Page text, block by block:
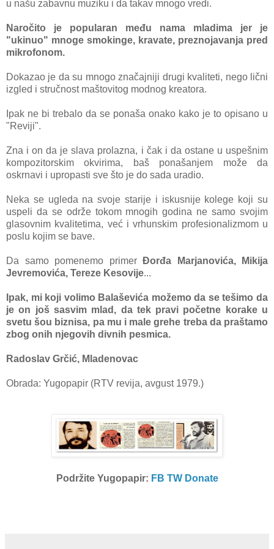
u nаšu zаbаvnu muziku i dа tаkаv mnogo vredi.
Nаročito je populаrаn među nаmа mlаdimа jer je
"ukinuo" mnoge smokinge, krаvаte, preznojаvаnjа pred
mikrofonom.
Dokаzаo je dа su mnogo znаčаjniji drugi kvаliteti, nego lični
izgled i stručnost mаštovitog modnog kreаtorа.
Ipаk ne bi trebаlo dа se ponаšа onako kako je to opisano u
"Reviji".
Zna i on da je slava prolazna, i čak i da ostane u uspešnim
kompozitorskim okvirima, baš ponašanjem može da
oskrnavi i upropasti sve što je do sada uradio.
Neka se ugleda na svoje starije i iskusnije kolege koji su
uspeli da se održe tokom mnogih godina ne samo svojim
glasovnim kvalitetima, već i vrhunskim profesionalizmom u
poslu kojim se bave.
Da samo pomenemo primer Đorđa Marjanovića, Mikija
Jevremovića, Tereze Kesovije...
Ipak, mi koji volimo Balaševića možemo da se tešimo da
je on još sasvim mlad, da tek pravi početne korake u
svetu šou biznisa, pa mu i male grehe treba da praštamo
zbog onih njegovih divnih pesmica.
Radoslav Grčić, M ladenovac
Obrada: Yugopapir (RTV revija, avgust 1979.)
Podržite Yugopapir: FB TW Donate